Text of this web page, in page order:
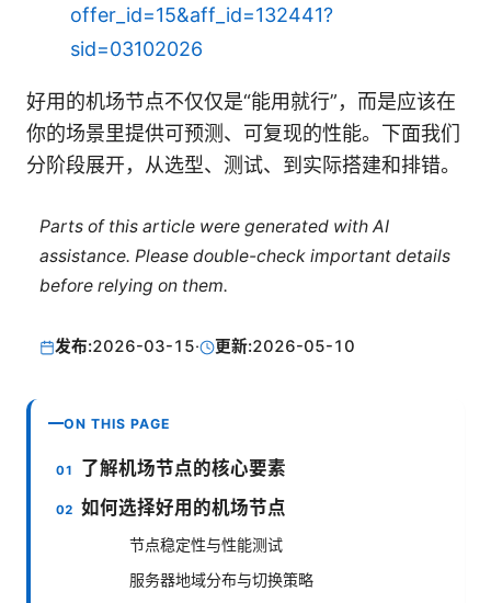
offer_id=15&aff_id=132441?
sid=03102026
好用的机场节点不仅仅是“能用就行”，而是应该在
你的场景里提供可预测、可复现的性能。下面我们
分阶段展开，从选型、测试、到实际搭建和排错。
Parts of this article were generated with AI
assistance. Please double-check important details
before relying on them.
发布:2026-03-15· 更新:2026-05-10
ON THIS PAGE
了解机场节点的核心要素
如何选择好用的机场节点
节点稳定性与性能测试
服务器地域分布与切换策略